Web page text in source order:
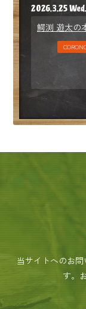
2026.3.25 Wed.
鰐渕 遊太の
当サイトへのお
す。